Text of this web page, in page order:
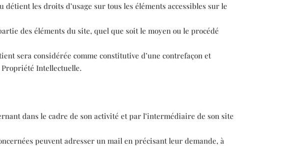
les droits d’usage sur tous les éléments accessibles sur le
des éléments du site, quel que soit le moyen ou le procédé
sera considérée comme constitutive d’une contrefaçon et
Intellectuelle.
dans le cadre de son activité et par l’intermédiaire de son site
peuvent adresser un mail en précisant leur demande, à